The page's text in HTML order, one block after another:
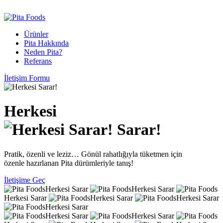
Ürünler
Pita Hakkında
Neden Pita?
Referans
İletişim Formu
Herkesi
Sarar!
Pratik, özenli ve leziz… Gönül rahatlığıyla tüketmen için
özenle hazırlanan Pita dürümleriyle tanış!
İletişime Geç
Herkesi Sarar
Herkesi Sarar
Herkesi Sarar
Herkesi Sarar
Herkesi Sarar
Herkesi Sarar
Herkesi Sarar
Herkesi Sarar